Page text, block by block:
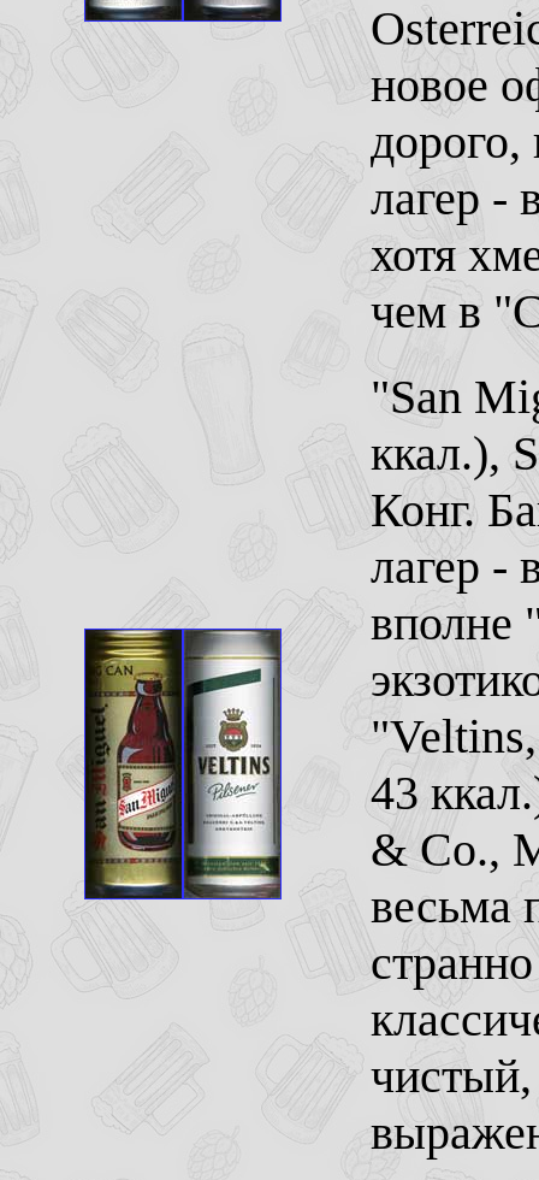
новое
лагер -
хотя
чем в
"San
ккал.),
Конг.
лагер -
вполне
43
& Co.,
весьма